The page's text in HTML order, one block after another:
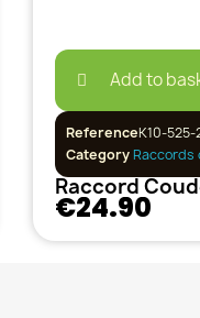
Add to
ReferenceK10-525-
CategoryRaccords
€24.90